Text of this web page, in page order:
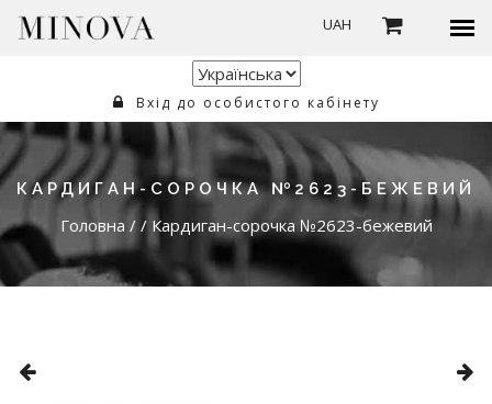
UAH
Вхід до особистого кабінету
КАРДИГАН-СОРОЧКА №2623-БЕЖЕВИЙ
Головна / / Кардиган-сорочка №2623-бежевий